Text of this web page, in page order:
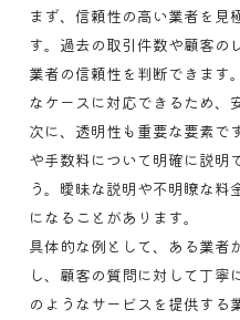
まず、信頼性の高い業者を見
す。過去の取引件数や顧客の
業者の信頼性を判断できます
なケースに対応できるため、
次に、透明性も重要な要素で
や手数料について明確に説明
う。曖昧な説明や不明瞭な
になることがあります。
具体的な例として、ある業者
し、顧客の質問に対して丁
のようなサービスを提供する